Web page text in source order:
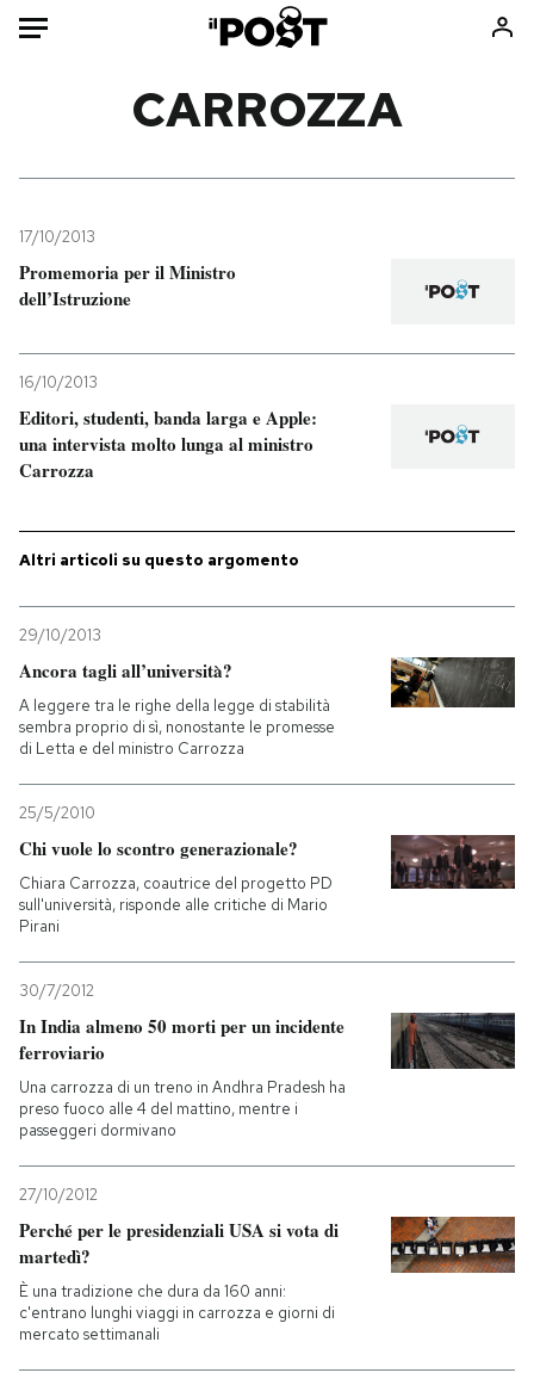
Mondo
Politica
Tecnologia
Scienza
Economia
Sport
Altrecose
NEWSLETTER
I MIEI PREFERITI
SHOP
CALENDARIO
Entra
CARROZZA
17/10/2013
Promemoria per il Ministro
dell’Istruzione
16/10/2013
Editori, studenti, banda larga e Apple:
una intervista molto lunga al ministro
Carrozza
Altri articoli su questo argomento
29/10/2013
Ancora tagli all’università?
A leggere tra le righe della legge di stabilità
sembra proprio di sì, nonostante le promesse
di Letta e del ministro Carrozza
25/5/2010
Chi vuole lo scontro generazionale?
Chiara Carrozza, coautrice del progetto PD
sull'università, risponde alle critiche di Mario
Pirani
30/7/2012
In India almeno 50 morti per un incidente
ferroviario
Una carrozza di un treno in Andhra Pradesh ha
preso fuoco alle 4 del mattino, mentre i
passeggeri dormivano
27/10/2012
Perché per le presidenziali USA si vota di
martedì?
È una tradizione che dura da 160 anni:
c'entrano lunghi viaggi in carrozza e giorni di
mercato settimanali